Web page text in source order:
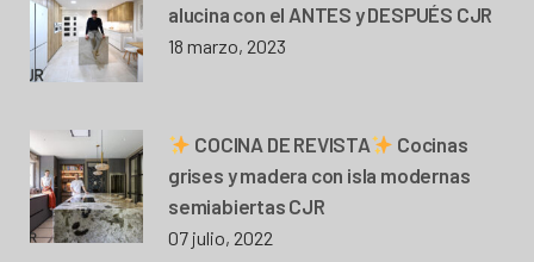
alucina con el ANTES y DESPUÉS CJR
18 marzo, 2023
COCINA DE REVISTA
Cocinas
grises y madera con isla modernas
semiabiertas CJR
07 julio, 2022